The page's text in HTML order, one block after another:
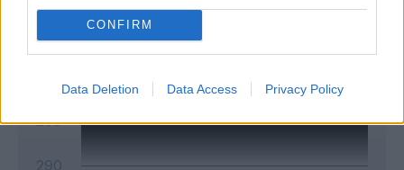
CONFIRM
Data Deletion Data Access Privacy Policy
FVM attuale 295 MIN
295